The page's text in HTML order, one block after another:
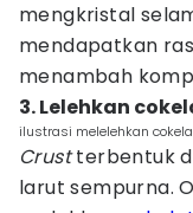
mengkristal
mendapatkan
menambah
3. Lelehkan
ilustrasi melelehkan
Crustterbentuk
larut sempurna.